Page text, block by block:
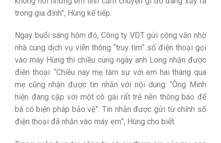
trong gia đình”, Hùng kể tiếp.
Ngay buổi sáng hôm đó, Công ty VDT gửi công văn nhờ
nhà cung dịch vụ viễn thông “truy tìm” số điện thoại gọi
vào máy Hùng thì chiều cùng ngày anh Long nhận được
điện thoại: “Chiều nay mẹ tâm sự với em hai tháng qua
mẹ cũng nhận được tin nhắn với nội dung: “Ông Minh
hiện đang cặp với một cô gái rất trẻ nên thông báo để
bà có biện pháp bảo vệ”. Tin nhắn được gửi từ chính số
điện thoại đã nhắn vào máy em”, Hùng cho biết.